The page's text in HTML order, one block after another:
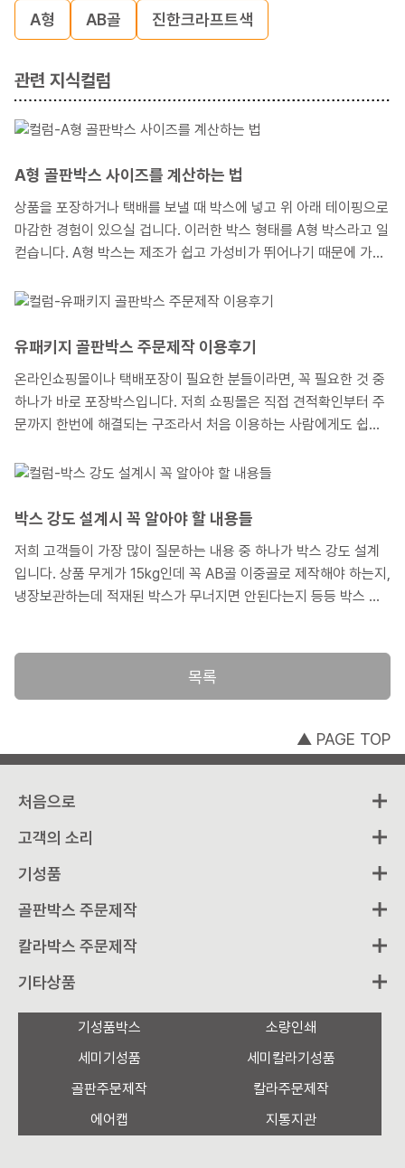
A형 AB골 진한크라프트색
관련 지식컬럼
A형 골판박스 사이즈를 계산하는 법
상품을 포장하거나 택배를 보낼 때 박스에 넣고 위 아래 테이핑으로
마감한 경험이 있으실 겁니다. 이러한 박스 형태를 A형 박스라고 일
컫습니다. A형 박스는 제조가 쉽고 가성비가 뛰어나기 때문에 가장
자 할 때, 포장하고자 하는 상품 크기에 맞는 박스 사이즈를 어떻게
설명해 보겠습니다.
유패키지 골판박스 주문제작 이용후기
온라인쇼핑몰이나 택배포장이 필요한 분들이라면, 꼭 필요한 것 중
하나가 바로 포장박스입니다. 저희 쇼핑몰은 직접 견적확인부터 주
문까지 한번에 해결되는 구조라서 처음 이용하는 사람에게도 쉽고
주문한 골판박스를 주문제작 해 드린 경험과 절차를 안내해 드림으
박스 강도 설계시 꼭 알아야 할 내용들
저희 고객들이 가장 많이 질문하는 내용 중 하나가 박스 강도 설계
입니다. 상품 무게가 15kg인데 꼭 AB골 이중골로 제작해야 하는지,
냉장보관하는데 적재된 박스가 무너지면 안된다는지 등등 박스 강
목록
▲ PAGE TOP
처음으로
고객의 소리
기성품
골판박스 주문제작
칼라박스 주문제작
기타상품
기성품박스
소량인쇄
세미기성품
세미칼라기성품
골판주문제작
칼라주문제작
에어캡
지통지관